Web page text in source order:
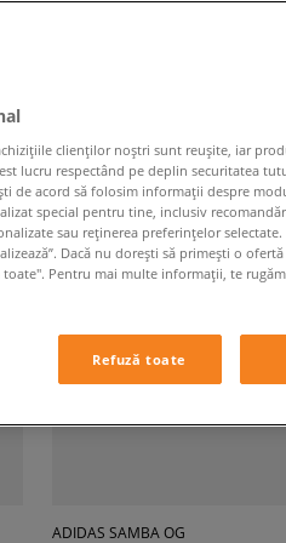
ADIDAS SAMBA OG
clienților noștri sunt reușite, iar
lucru respectând pe deplin securitatea
de acord să folosim informații despre
special pentru tine, inclusiv
sau reținerea preferințelor
Dacă nu dorești să primești o
Pentru mai multe informații, te
Refuză toate